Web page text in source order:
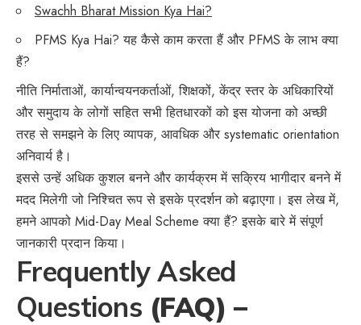
Swachh Bharat Mission Kya Hai?
PFMS Kya Hai? यह कैसे काम करता हैं और PFMS के लाभ क्या
हैं?
नीति निर्माताओं, कार्यान्वयनकर्ताओं, शिक्षकों, केंद्र स्तर के अधिकारियों
और समुदाय के लोगों सहित सभी हितधारकों को इस योजना को अच्छी
तरह से समझने के लिए व्यापक, आवधिक और systematic orientation
अनिवार्य है।
इससे उन्हें अधिक कुशल बनने और कार्यक्रम में सक्रिय भागीदार बनने में
मदद मिलेगी जो निश्चित रूप से इसके प्रदर्शन को बढ़ाएगा। इस लेख में,
हमने आपको Mid-Day Meal Scheme क्या हैं? इसके बारे में संपूर्ण
जानकारी प्रदान किया।
Frequently Asked
Questions (FAQ) –